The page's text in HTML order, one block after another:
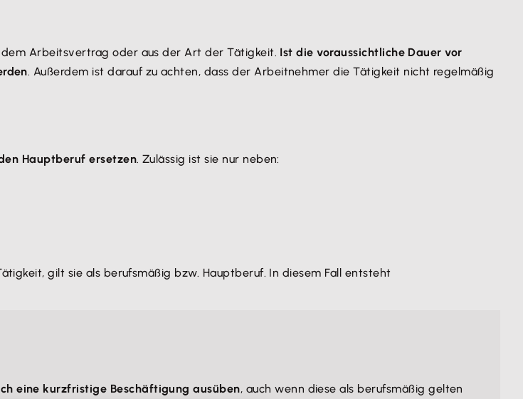
Arbeitsvertrag oder aus der Art der Tätigkeit. Ist die voraussichtliche Dauer vor
. Außerdem ist darauf zu achten, dass der Arbeitnehmer die Tätigkeit nicht regelmäßig
Hauptberuf ersetzen. Zulässig ist sie nur neben:
gilt sie als berufsmäßig bzw. Hauptberuf. In diesem Fall entsteht
eine kurzfristige Beschäftigung ausüben, auch wenn diese als berufsmäßig gelten